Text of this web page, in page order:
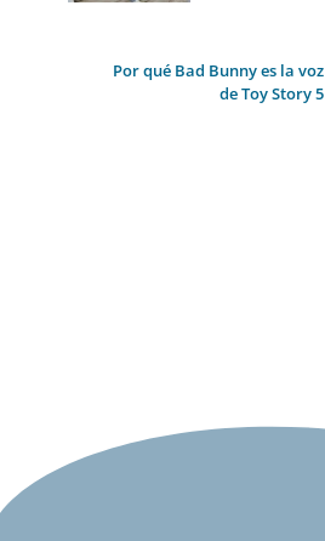
Por qué Bad Bunny es la voz
de Toy Story 5